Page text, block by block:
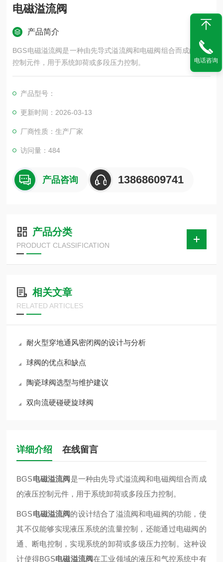
电磁溢流阀
产品简介
BGS电磁溢流阀是一种由先导式溢流阀和电磁阀组合而成的液压
控制元件，‌用于系统卸荷或多段压力控制。‌
产品型号：
更新时间：2026-03-13
厂商性质：生产厂家
访问量：484
产品咨询 13868609741
产品分类
PRODUCT CLASSIFICATION
相关文章
RELATED ARTICLES
耐火型穿地通风密闭阀的设计与分析
球阀的优点和缺点
陶瓷球阀选型与维护建议
双向流硬碰硬旋球阀
详细介绍 在线留言
BGS电磁溢流阀是一种由先导式溢流阀和电磁阀组合而成
的液压控制元件，‌用于系统卸荷或多段压力控制。‌
BGS电磁溢流阀的设计结合了溢流阀和电磁阀的功能，‌使
其不仅能够实现液压系统的流量控制，‌还能通过电磁阀的
通、‌断电控制，‌实现系统的卸荷或多级压力控制。‌这种设
计使得BGS电磁溢流阀在工业领域的液压和气控系统中有
电话咨询